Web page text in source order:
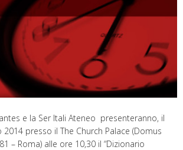
e la Ser Itali Ateneo presenteranno, il
presso il The Church Palace (Domus
– Roma) alle ore 10,30 il “Dizionario